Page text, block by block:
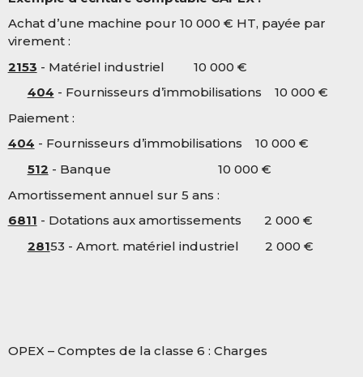
Achat d’une machine pour 10 000 € HT, payée par
virement :
2153 - Matériel industriel 10 000 €
404 - Fournisseurs d’immobilisations 10 000 €
Paiement :
404 - Fournisseurs d’immobilisations 10 000 €
512 - Banque 10 000 €
Amortissement annuel sur 5 ans :
6811 - Dotations aux amortissements 2 000 €
28153 - Amort. matériel industriel 2 000 €
OPEX – Comptes de la classe 6 : Charges